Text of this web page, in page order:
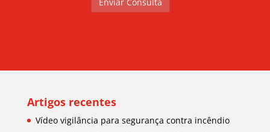
Artigos recentes
Vídeo vigilância para segurança contra incêndio